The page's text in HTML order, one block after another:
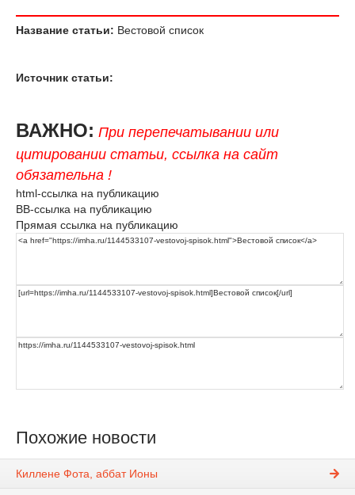
Название статьи: Вестовой список
Источник статьи:
ВАЖНО: При перепечатывании или
цитировании статьи, ссылка на сайт
обязательна !
html-ссылка на публикацию
BB-ссылка на публикацию
Прямая ссылка на публикацию
Похожие новости
Киллене Фота, аббат Ионы